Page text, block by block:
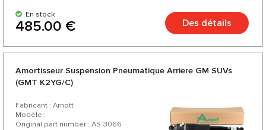
En stock
485.00 € Des détails
Amortisseur Suspension Pneumatique Arriere GM SUVs
(GMT K2YG/C)
Fabricant : Arnott
Modèle :
Original part number : AS-3066